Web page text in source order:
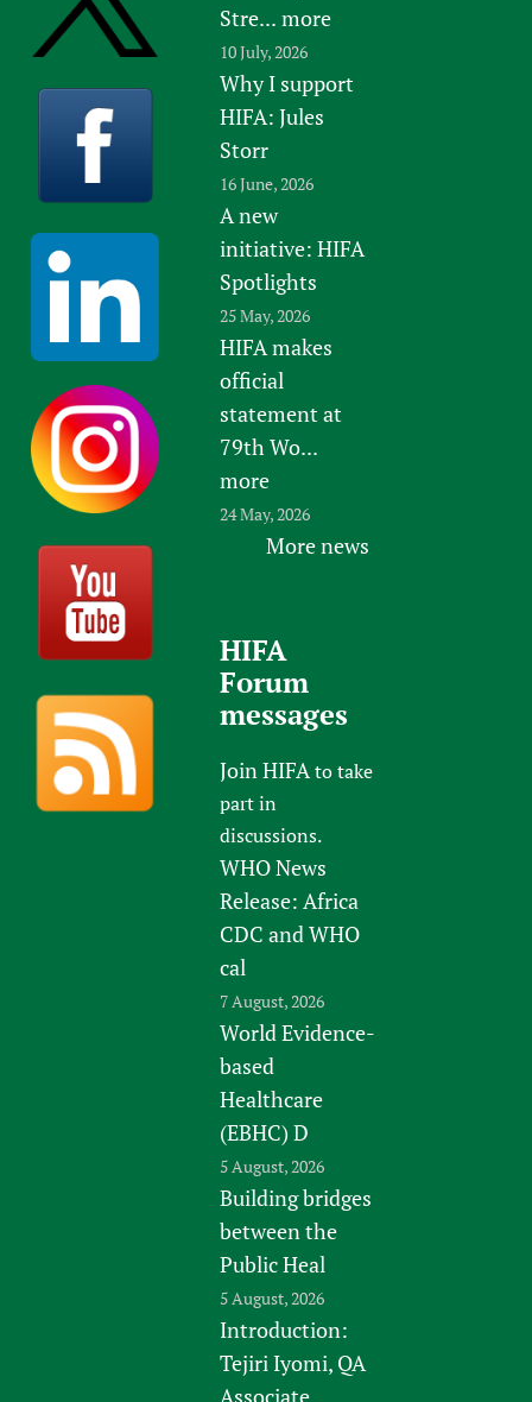
Stre... more
10 July, 2026
Why I support
HIFA: Jules
Storr
16 June, 2026
A new
initiative: HIFA
Spotlights
25 May, 2026
HIFA makes
official
statement at
79th Wo...
more
24 May, 2026
More news
HIFA
Forum
messages
Join HIFAto take
part in
discussions.
WHO News
Release: Africa
CDC and WHO
cal
7 August, 2026
World Evidence-
based
Healthcare
(EBHC) D
5 August, 2026
Building bridges
between the
Public Heal
5 August, 2026
Introduction:
Tejiri Iyomi, QA
Associate